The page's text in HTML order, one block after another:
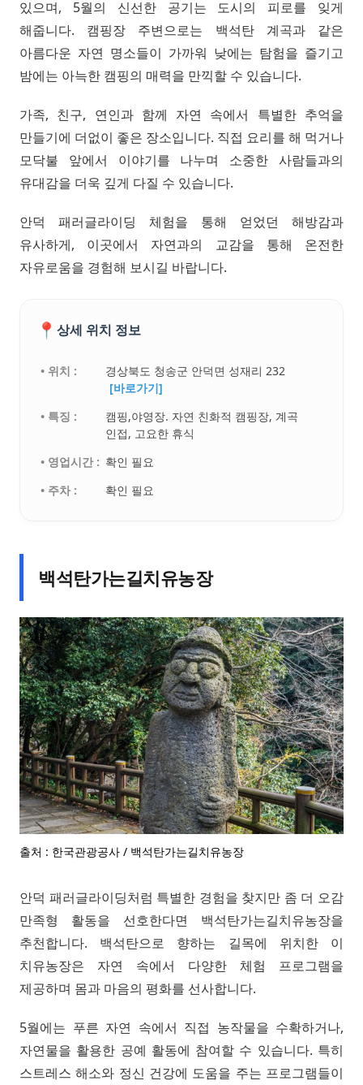
있으며, 5월의 신선한 공기는 도시의 피로를 잊게
해줍니다. 캠핑장 주변으로는 백석탄 계곡과 같은
아름다운 자연 명소들이 가까워 낮에는 탐험을 즐기고
밤에는 아늑한 캠핑의 매력을 만끽할 수 있습니다.
가족, 친구, 연인과 함께 자연 속에서 특별한 추억을
만들기에 더없이 좋은 장소입니다. 직접 요리를 해 먹거나
모닥불 앞에서 이야기를 나누며 소중한 사람들과의
유대감을 더욱 깊게 다질 수 있습니다.
안덕 패러글라이딩 체험을 통해 얻었던 해방감과
유사하게, 이곳에서 자연과의 교감을 통해 온전한
자유로움을 경험해 보시길 바랍니다.
📍 상세 위치 정보
• 위치 :
경상북도 청송군 안덕면 성재리 232
[바로가기]
• 특징 :
캠핑,야영장. 자연 친화적 캠핑장, 계곡
인접, 고요한 휴식
• 영업시간 : 확인 필요
• 주차 :
확인 필요
백석탄가는길치유농장
출처 : 한국관광공사 / 백석탄가는길치유농장
안덕 패러글라이딩처럼 특별한 경험을 찾지만 좀 더 오감
만족형 활동을 선호한다면 백석탄가는길치유농장을
추천합니다. 백석탄으로 향하는 길목에 위치한 이
치유농장은 자연 속에서 다양한 체험 프로그램을
제공하며 몸과 마음의 평화를 선사합니다.
5월에는 푸른 자연 속에서 직접 농작물을 수확하거나,
자연물을 활용한 공예 활동에 참여할 수 있습니다. 특히
스트레스 해소와 정신 건강에 도움을 주는 프로그램들이